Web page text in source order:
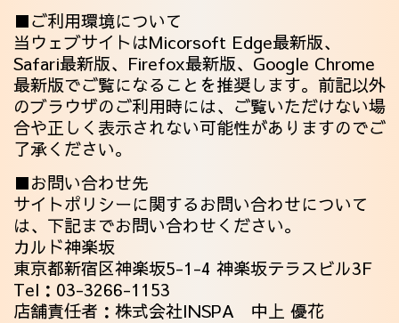
■ご利用環境について
当ウェブサイトはMicorsoft Edge最新版、
Safari最新版、Firefox最新版、Google Chrome
最新版でご覧になることを推奨します。前記以外
のブラウザのご利用時には、ご覧いただけない場
合や正しく表示されない可能性がありますのでご
了承ください。
■お問い合わせ先
サイトポリシーに関するお問い合わせについて
は、下記までお問い合わせください。
カルド神楽坂
東京都新宿区神楽坂5-1-4 神楽坂テラスビル3F
Tel： 03-3266-1153
店舗責任者：株式会社INSPA 中上 優花